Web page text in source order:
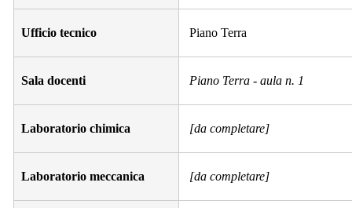
Ufficio tecnico Piano Terra
Sala docenti Piano Terra - aula n. 1
Laboratorio chimica [da completare]
Laboratorio meccanica [da completare]